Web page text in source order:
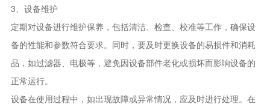
3、设备维护
定期对设备进行维护保养，包括清洁、检查、校准等工作，确保设
备的性能和参数符合要求。同时，要及时更换设备的易损件和消耗
品，如过滤器、电极等，避免因设备部件老化或损坏而影响设备的
正常运行。
设备在使用过程中，如出现故障或异常情况，应及时进行处理。在